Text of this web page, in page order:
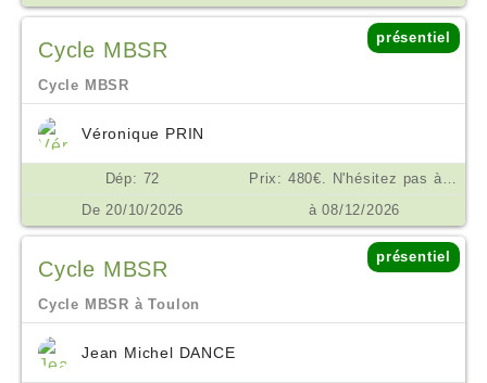
Cycle MBSR
présentiel
Cycle MBSR
Véronique PRIN
Dép: 72
Prix: 480€. N'hésitez pas à me contacter en cas de difficulté financière. €
De 20/10/2026
à 08/12/2026
Cycle MBSR
présentiel
Cycle MBSR à Toulon
Jean Michel DANCE